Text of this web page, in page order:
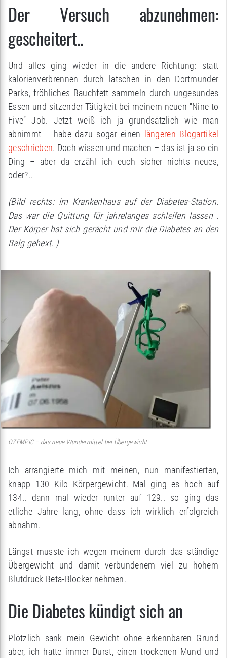
Der Versuch abzunehmen:
gescheitert..
Und alles ging wieder in die andere Richtung: statt
kalorienverbrennen durch latschen in den Dortmunder
Parks, fröhliches Bauchfett sammeln durch ungesundes
Essen und sitzender Tätigkeit bei meinem neuen “Nine to
Five” Job. Jetzt weiß ich ja grundsätzlich wie man
abnimmt – habe dazu sogar einen längeren Blogartikel
geschrieben. Doch wissen und machen – das ist ja so ein
Ding – aber da erzähl ich euch sicher nichts neues,
oder?..
(Bild rechts: im Krankenhaus auf der Diabetes-Station.
Das war die Quittung für jahrelanges schleifen lassen .
Der Körper hat sich gerächt und mir die Diabetes an den
Balg gehext. )
OZEMPIC – das neue Wundermittel bei Übergewicht
Ich arrangierte mich mit meinen, nun manifestierten,
knapp 130 Kilo Körpergewicht. Mal ging es hoch auf
134.. dann mal wieder runter auf 129.. so ging das
etliche Jahre lang, ohne dass ich wirklich erfolgreich
abnahm.
Längst musste ich wegen meinem durch das ständige
Übergewicht und damit verbundenem viel zu hohem
Blutdruck Beta-Blocker nehmen.
Die Diabetes kündigt sich an
Plötzlich sank mein Gewicht ohne erkennbaren Grund
aber, ich hatte immer Durst, einen trockenen Mund und